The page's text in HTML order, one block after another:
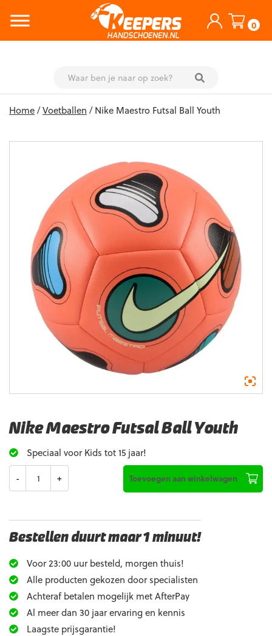
0
Home/Voetballen / Nike Maestro Futsal Ball Youth
Nike Maestro Futsal Ball Youth
Speciaal voor Kids tot 15 jaar!
Toevoegen aan winkelwagen
Bestellen duurt maar 1 minuut!
Voor 23:00 uur besteld, morgen thuis!
Alle producten gekozen door specialisten
Achteraf betalen mogelijk met AfterPay
Al meer dan 30 jaar ervaring en kennis
Laagste prijsgarantie!